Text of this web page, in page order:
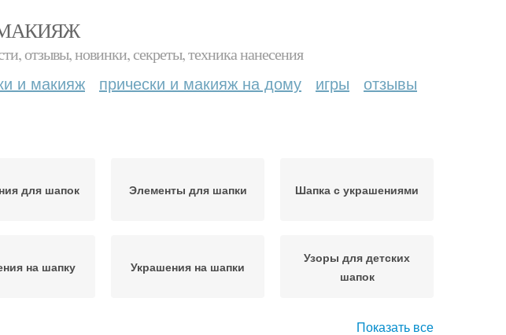
отзывы, новинки, секреты, техника нанесения
и макияж прически и макияж на дому игры отзывы
для шапок Элементы для шапки Шапка с украшениями
на шапку Украшения на шапки
Узоры для детских
шапок
Показать все